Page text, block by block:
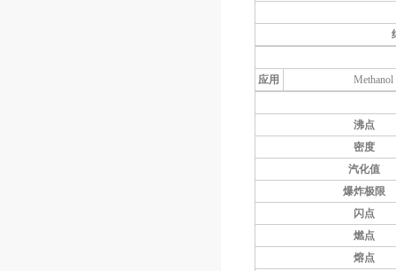
应用 Methanol
沸点
密度
汽化值
爆炸极限
闪点
燃点
熔点